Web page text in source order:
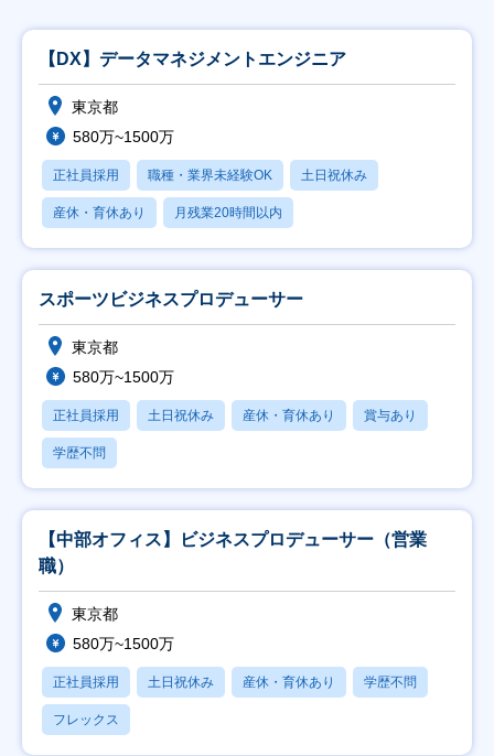
【DX】データマネジメントエンジニア
東京都
580万~1500万
正社員採用 職種・業界未経験OK 土日祝休み
産休・育休あり 月残業20時間以内
スポーツビジネスプロデューサー
東京都
580万~1500万
正社員採用 土日祝休み 産休・育休あり 賞与あり
学歴不問
【中部オフィス】ビジネスプロデューサー（営業
職）
東京都
580万~1500万
正社員採用 土日祝休み 産休・育休あり 学歴不問
フレックス